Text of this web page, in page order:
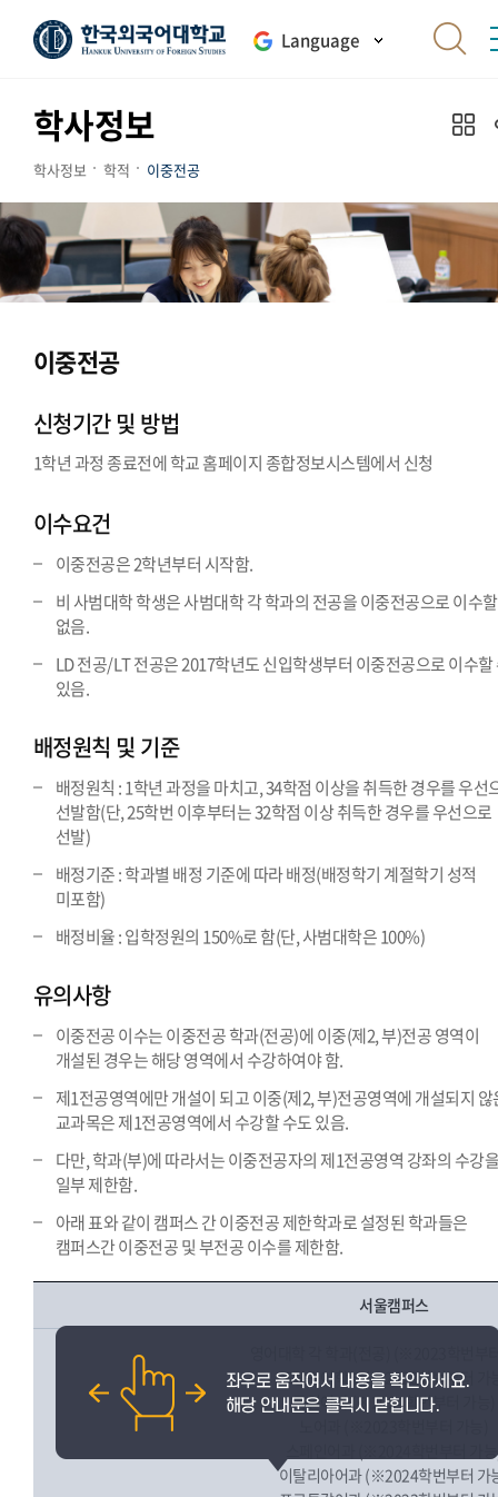
Language
학사정보
학사정보 학적 이중전공
이중전공
신청기간 및 방법
1학년 과정 종료전에 학교 홈페이지 종합정보시스템에서 신청
이수요건
이중전공은 2학년부터 시작함.
비 사범대학 학생은 사범대학 각 학과의 전공을 이중전공으로 이수
없음.
LD 전공/LT 전공은 2017학년도 신입학생부터 이중전공으로 이수할
있음.
배정원칙 및 기준
배정원칙 : 1학년 과정을 마치고, 34학점 이상을 취득한 경우를 우선
선발함(단, 25학번 이후부터는 32학점 이상 취득한 경우를 우선으로
선발)
배정기준 : 학과별 배정 기준에 따라 배정(배정학기 계절학기 성적
미포함)
배정비율 : 입학정원의 150%로 함(단, 사범대학은 100%)
유의사항
이중전공 이수는 이중전공 학과(전공)에 이중(제2, 부)전공 영역이
개설된 경우는 해당 영역에서 수강하여야 함.
제1전공영역에만 개설이 되고 이중(제2, 부)전공영역에 개설되지 않
교과목은 제1전공영역에서 수강할 수도 있음.
다만, 학과(부)에 따라서는 이중전공자의 제1전공영역 강좌의 수강
일부 제한함.
아래 표와 같이 캠퍼스 간 이중전공 제한학과로 설정된 학과들은
캠퍼스간 이중전공 및 부전공 이수를 제한함.
서울캠퍼스
프랑스어학부 (※2023학번부터 가
독일어과 (※2024학번부터 가능)
스페인어과 (※2024학번부터 가
이탈리아어과 (※2024학번부터 가